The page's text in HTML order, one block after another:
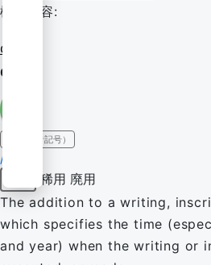
検索内容:
date
date
IPA（発音記号）
/deɪt/
稀用 廃用
The addition to a writing,
which specifies the time
and year) when the writing or